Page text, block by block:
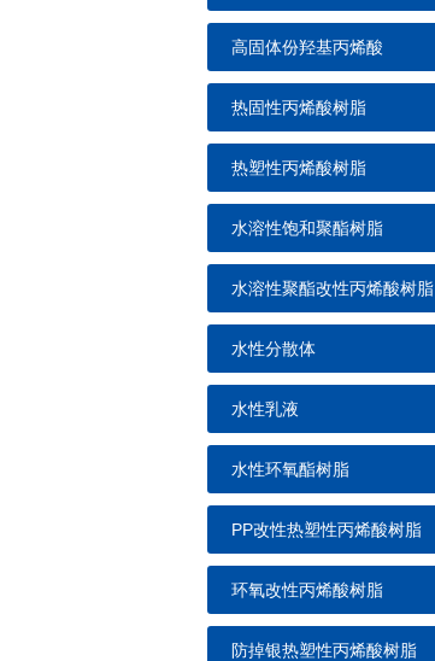
高固体份羟基丙烯酸
热固性丙烯酸树脂
热塑性丙烯酸树脂
水溶性饱和聚酯树脂
水溶性聚酯改性丙烯酸树脂
水性分散体
水性乳液
水性环氧酯树脂
PP改性热塑性丙烯酸树脂
环氧改性丙烯酸树脂
防掉银热塑性丙烯酸树脂